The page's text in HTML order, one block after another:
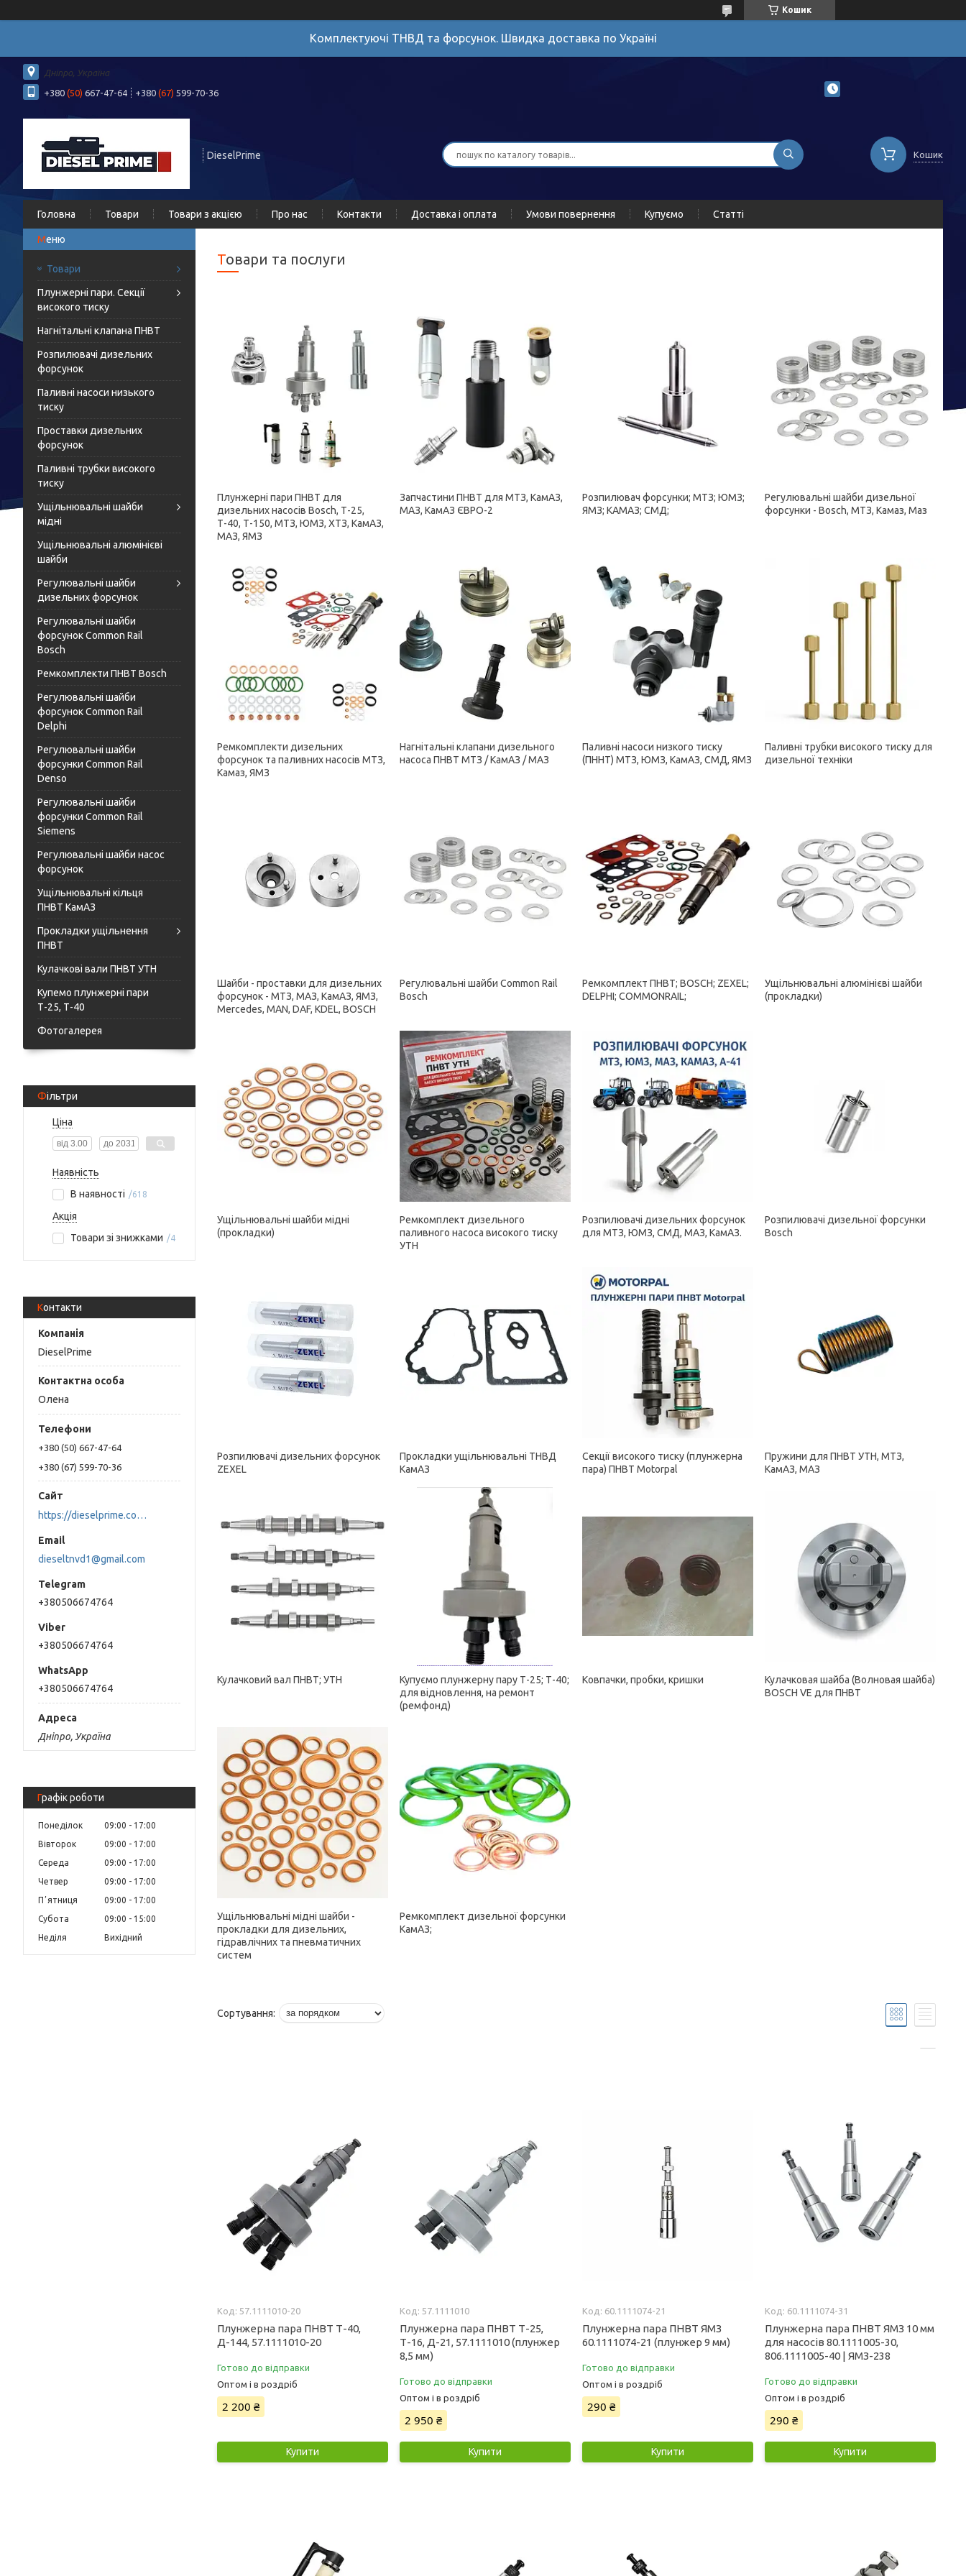
Кошик
Комплектуючі ТНВД та форсунок. Швидка доставка по Україні
Дніпро, Україна
+380 (50) 667-47-64 +380 (67) 599-70-36
DieselPrime Кошик
Головна Товари Товари з акцією Про нас Контакти Доставка і оплата Умови повернення Купуємо Статті
Товари
Плунжерні пари. Секції
високого тиску
Нагнітальні клапана ПНВТ
Розпилювачі дизельних
форсунок
Паливні насоси низького
тиску
Проставки дизельних
форсунок
Паливні трубки високого
тиску
Ущільнювальні шайби
мідні
Ущільнювальні алюмінієві
шайби
Регулювальні шайби
дизельних форсунок
Регулювальні шайби
форсунок Common Rail
Bosch
Ремкомплекти ПНВТ Bosch
Регулювальні шайби
форсунок Common Rail
Delphi
Регулювальні шайби
форсунки Common Rail
Denso
Регулювальні шайби
форсунки Common Rail
Siemens
Регулювальні шайби насос
форсунок
Ущільнювальні кільця
ПНВТ КамАЗ
Прокладки ущільнення
ПНВТ
Кулачкові вали ПНВТ УТН
Купемо плунжерні пари
Т-25, Т-40
Фотогалерея
Фільтри
Ціна
Наявність
В наявності
618
Акція
Товари зі знижками
4
Контакти
DieselPrime
Олена
+380 (50) 667-47-64
+380 (67) 599-70-36
https://dieselprime.com.ua/
dieseltnvd1@gmail.com
+380506674764
+380506674764
+380506674764
Дніпро, Україна
Графік роботи
Понеділок 09:00
17:00
Вівторок
09:00
17:00
Середа
09:00
17:00
Четвер
09:00
17:00
Пʼятниця
09:00
17:00
Субота
09:00
15:00
Неділя
Вихідний
Товари та послуги
Плунжерні пари ПНВТ для
дизельних насосів Bosch, Т-25,
Т-40, Т-150, МТЗ, ЮМЗ, ХТЗ, КамАЗ,
МАЗ, ЯМЗ
Запчастини ПНВТ для МТЗ, КамАЗ,
МАЗ, КамАЗ ЄВРО-2
Розпилювач форсунки; МТЗ; ЮМЗ;
ЯМЗ; КАМАЗ; СМД;
Регулювальні шайби дизельної
форсунки - Bosch, МТЗ, Камаз, Маз
Ремкомплекти дизельних
форсунок та паливних насосів МТЗ,
Камаз, ЯМЗ
Нагнітальні клапани дизельного
насоса ПНВТ МТЗ / КамАЗ / МАЗ
Паливні насоси низкого тиску
(ПННТ) МТЗ, ЮМЗ, КамАЗ, СМД, ЯМЗ
Паливні трубки високого тиску для
дизельної техніки
Шайби - проставки для дизельних
форсунок - МТЗ, МАЗ, КамАЗ, ЯМЗ,
Mercedes, MAN, DAF, KDEL, BOSCH
Регулювальні шайби Common Rail
Bosch
Ремкомплект ПНВТ; BOSCH; ZEXEL;
DELPHI; COMMONRAIL;
Ущільнювальні алюмінієві шайби
(прокладки)
Ущільнювальні шайби мідні
(прокладки)
Ремкомплект дизельного
паливного насоса високого тиску
УТН
Розпилювачі дизельних форсунок
для МТЗ, ЮМЗ, СМД, МАЗ, КамАЗ.
Розпилювачі дизельної форсунки
Bosch
Розпилювачі дизельних форсунок
ZEXEL
Прокладки ущільнювальні ТНВД
КамАЗ
Секції високого тиску (плунжерна
пара) ПНВТ Motorpal
Пружини для ПНВТ УТН, МТЗ,
КамАЗ, МАЗ
Кулачковий вал ПНВТ; УТН
Купуємо плунжерну пару Т-25; Т-40;
для відновлення, на ремонт
(ремфонд)
Ковпачки, пробки, кришки
Кулачковая шайба (Волновая шайба)
BOSCH VE для ПНВТ
Ущільнювальні мідні шайби -
прокладки для дизельних,
гідравлічних та пневматичних
систем
Ремкомплект дизельної форсунки
КамАЗ;
57.1111010-20
Плунжерна пара ПНВТ Т-40,
Д-144, 57.1111010-20
Готово до відправки
Оптом і в роздріб
2 200 ₴
Купити
57.1111010
Плунжерна пара ПНВТ Т-25,
Т-16, Д-21, 57.1111010 (плунжер
8,5 мм)
Готово до відправки
Оптом і в роздріб
2 950 ₴
Купити
60.1111074-21
Плунжерна пара ПНВТ ЯМЗ
60.1111074-21 (плунжер 9 мм)
Готово до відправки
Оптом і в роздріб
290 ₴
Купити
60.1111074-31
Плунжерна пара ПНВТ ЯМЗ 10 мм
для насосів 80.1111005-30,
806.1111005-40 | ЯМЗ-238
Готово до відправки
Оптом і в роздріб
290 ₴
Купити